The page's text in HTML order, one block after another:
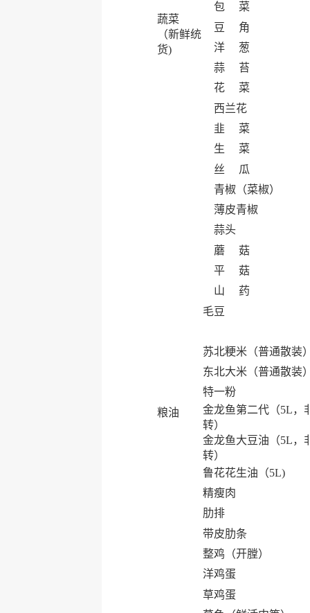
蔬菜
（新鲜统
货)
包 菜
豆 角
洋 葱
蒜 苔
花 菜
西兰花
韭 菜
生 菜
丝 瓜
青椒（菜椒）
薄皮青椒
蒜头
蘑 菇
平 菇
山 药
毛豆
粮油
苏北粳米（普通散装
东北大米（普通散装
特一粉
金龙鱼第二代（5L，
转）
金龙鱼大豆油（5L，
转）
鲁花花生油（5L)
精瘦肉
肋排
带皮肋条
整鸡（开膛）
洋鸡蛋
草鸡蛋